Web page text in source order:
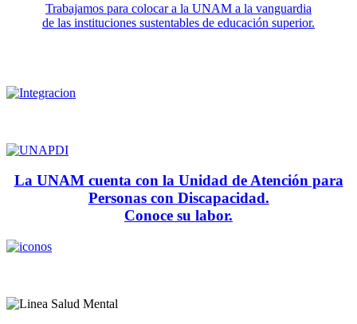
Trabajamos para colocar a la UNAM a la vanguardia
de las instituciones sustentables de educación superior.
La UNAM cuenta con la Unidad de Atención para
Personas con Discapacidad.
Conoce su labor.